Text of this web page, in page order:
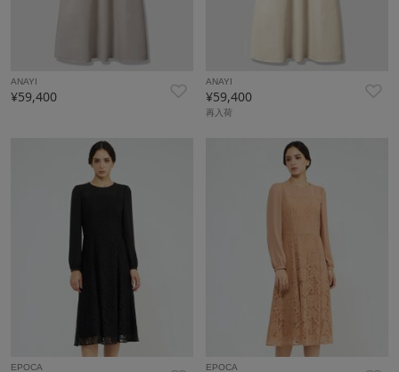
ANAYI
¥59,400
ANAYI
¥59,400
再入荷
EPOCA EPOCA